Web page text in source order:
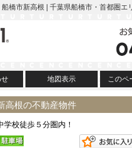
橋市新高根 | 千葉県船橋市・首都圏
地図表示 このペ
高根の不動産物件
校徒歩５分圏内！